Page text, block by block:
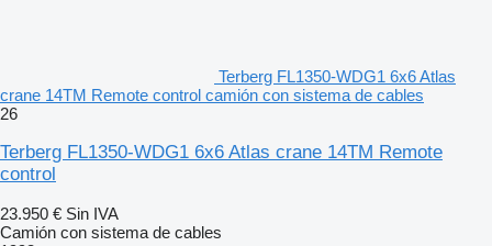
Terberg FL1350-WDG1 6x6 Atlas
crane 14TM Remote control camión con sistema de cables
26
Terberg FL1350-WDG1 6x6 Atlas crane 14TM Remote
control
23.950 € Sin IVA
Camión con sistema de cables